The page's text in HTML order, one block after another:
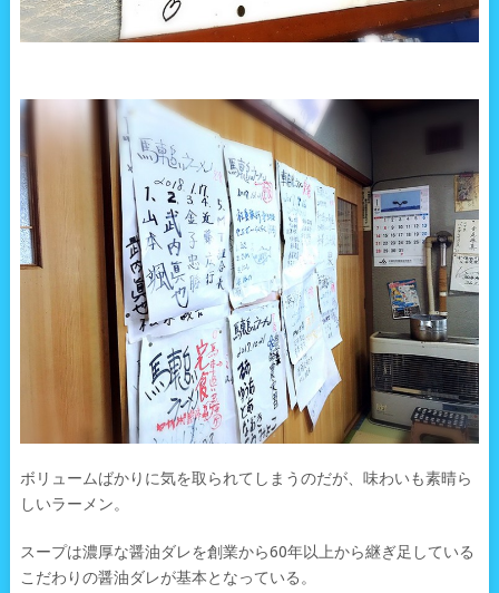
ボリュームばかりに気を取られてしまうのだが、味わいも素晴ら
しいラーメン。
スープは濃厚な醤油ダレを創業から60年以上から継ぎ足している
こだわりの醤油ダレが基本となっている。